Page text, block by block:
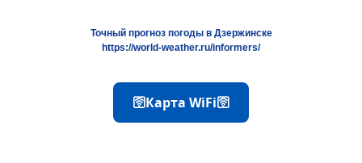
Точный прогноз погоды в Дзержинске
https://world-weather.ru/informers/
🛜Карта WiFi🛜